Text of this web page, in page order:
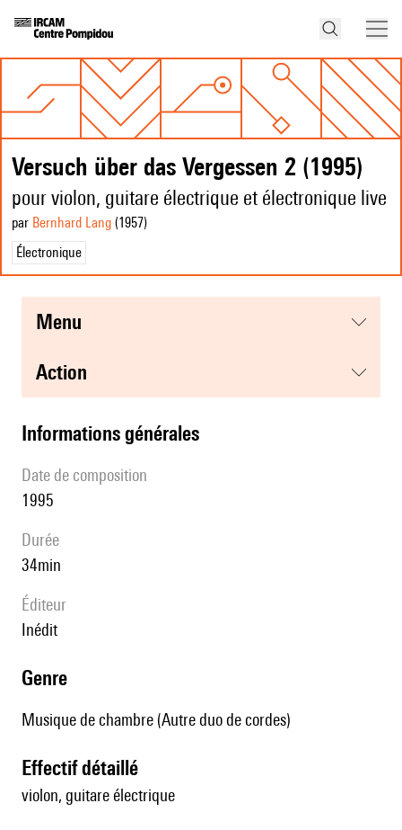
Versuch über das Vergessen 2 (1995)
pour violon, guitare électrique et électronique live
par Bernhard Lang (1957)
Électronique
menu
action
informations générales
date de composition
1995
durée
34min
éditeur
Inédit
genre
Musique de chambre (Autre duo de cordes)
effectif détaillé
violon, guitare électrique